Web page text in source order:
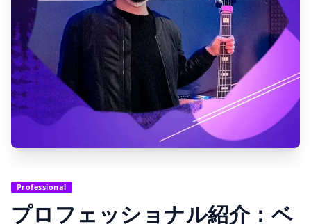
Professional
プロフェッショナル紹介：ベ